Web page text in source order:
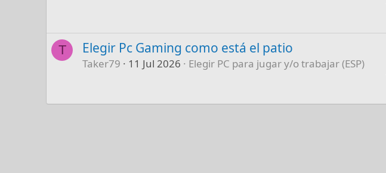
T Elegir Pc Gaming como está el patio
Taker79 11 Jul 2026 Elegir PC para jugar y/o trabajar (ESP)